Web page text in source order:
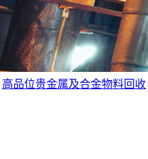
高品位贵金属及合金物料回收